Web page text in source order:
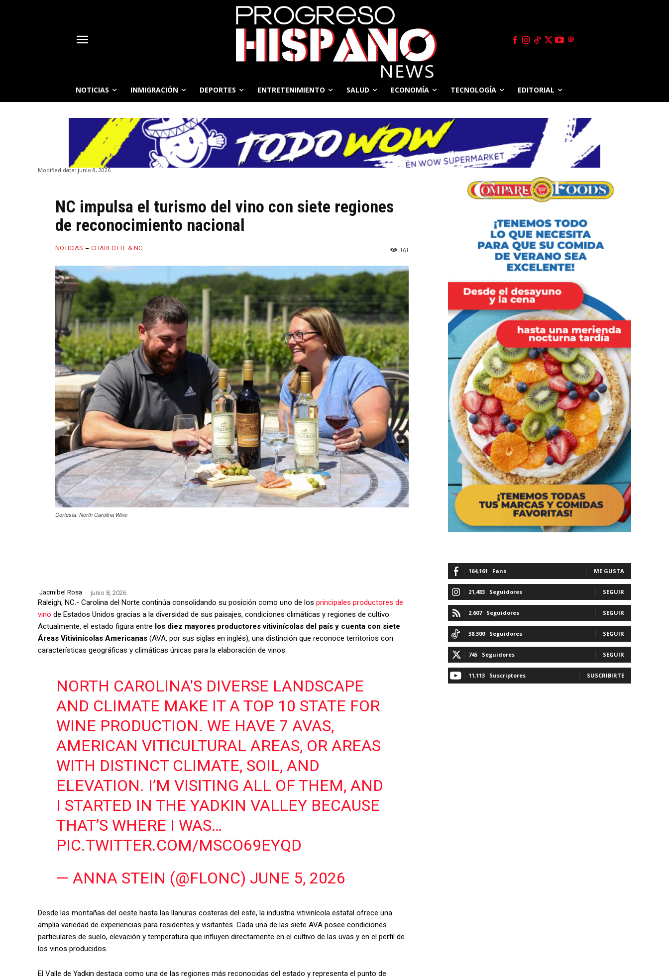
NOTICIAS INMIGRACIÓN DEPORTES ENTRETENIMIENTO SALUD ECONOMÍA TECNOLOGÍA EDITORIAL
Modified date: junio 8, 2026
NC impulsa el turismo del vino con siete regiones
de reconocimiento nacional
NOTICIAS CHARLOTTE & NC 161
Cortesía: North Carolina Wine
Jacmibel Rosa junio 8, 2026
Raleigh, NC.- Carolina del Norte continúa consolidando su posición como uno de los principales productores de
vino de Estados Unidos gracias a la diversidad de sus paisajes, condiciones climáticas y regiones de cultivo.
Actualmente, el estado figura entre los diez mayores productores vitivinícolas del país y cuenta con siete
Áreas Vitivinícolas Americanas (AVA, por sus siglas en inglés), una distinción que reconoce territorios con
características geográficas y climáticas únicas para la elaboración de vinos.
NORTH CAROLINA'S DIVERSE LANDSCAPE
AND CLIMATE MAKE IT A TOP 10 STATE FOR
WINE PRODUCTION. WE HAVE 7 AVAS,
AMERICAN VITICULTURAL AREAS, OR AREAS
WITH DISTINCT CLIMATE, SOIL, AND
ELEVATION. I’M VISITING ALL OF THEM, AND
I STARTED IN THE YADKIN VALLEY BECAUSE
THAT’S WHERE I WAS…
PIC.TWITTER.COM/MSCO69EYQD
— ANNA STEIN (@FLONC) JUNE 5, 2026
Desde las montañas del oeste hasta las llanuras costeras del este, la industria vitivinícola estatal ofrece una
amplia variedad de experiencias para residentes y visitantes. Cada una de las siete AVA posee condiciones
particulares de suelo, elevación y temperatura que influyen directamente en el cultivo de las uvas y en el perfil de
los vinos producidos.
El Valle de Yadkin destaca como una de las regiones más reconocidas del estado y representa el punto de
164,161 Fans ME GUSTA
21,483 Seguidores SEGUIR
2,607 Seguidores SEGUIR
38,300 Seguidores SEGUIR
745 Seguidores SEGUIR
11,113 Suscriptores SUSCRIBIRTE